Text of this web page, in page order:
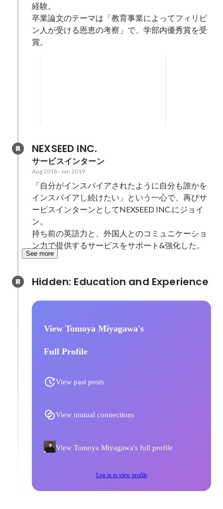
経験。
卒業論文のテーマは「教育事業によってフィリピ
ン人が受ける恩恵の考察」で、学部内優秀賞を受
賞。
NEXSEED INC.
サービスインターン
Aug 2018- Jan 2019
「自分がインスパイアされたように自分も誰かを
インスパイアし続けたい」という一心で、再びサ
ービスインターンとしてNEXSEED INC.にジョイ
ン。
持ち前の英語力と、外国人とのコミュニケーショ
ン力で提供するサービスをサポート&強化した。
See more
View Tomoya Miyagawa's
Full Profile
View past posts
View mutual connections
View Tomoya Miyagawa's full profile
Log in to view profile